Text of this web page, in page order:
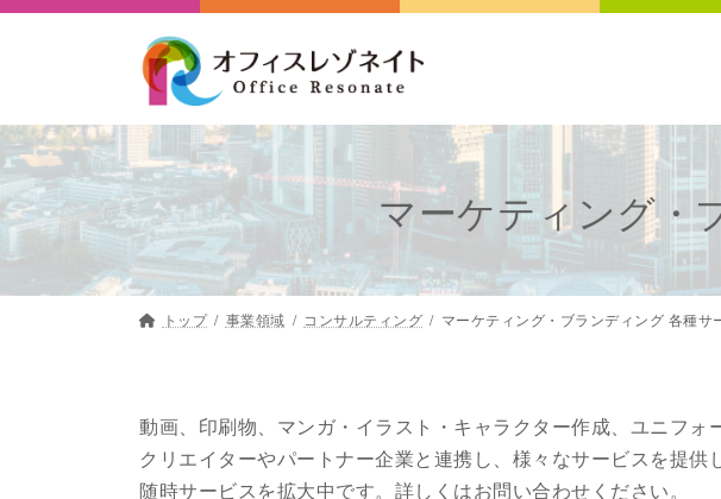
コ
ツ
へ
ス
ナ
シ
ョ
ン
マーケティング・
トップ 事業領域 コンサルティング マーケティング・ブランディング 各種サ
動画、印刷物、マンガ・イラスト・キャラクター作成、ユニフォ
クリエイターやパートナー企業と連携し、様々なサービスを提供
随時サービスを拡大中です。詳しくはお問い合わせください。